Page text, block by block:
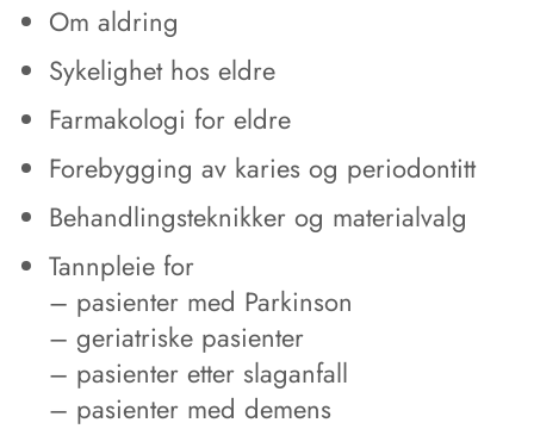
Om aldring
Sykelighet hos eldre
Farmakologi for eldre
Forebygging av karies og periodontitt
Behandlingsteknikker og materialvalg
Tannpleie for
– pasienter med Parkinson
– geriatriske pasienter
– pasienter etter slaganfall
– pasienter med demens